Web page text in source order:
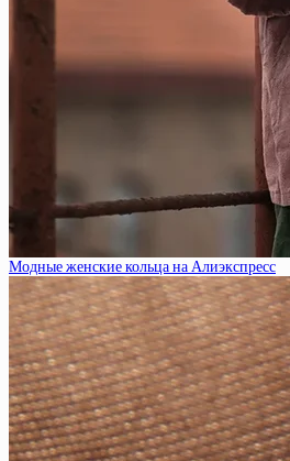
Модные женские кольца на Алиэкспресс